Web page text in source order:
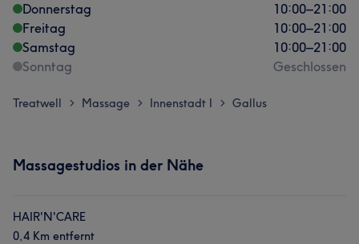
Donnerstag
10:00–21:00
Freitag
10:00–21:00
Samstag
10:00–21:00
Sonntag
Geschlossen
Treatwell > Massage > Innenstadt I > Gallus
Massagestudios in der Nähe
HAIR'N'CARE
0,4 Km entfernt